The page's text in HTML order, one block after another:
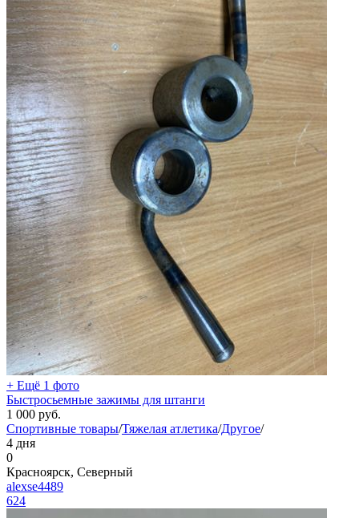
+ Ещё 1 фото
Быстросьемные зажимы для штанги
1 000 руб.
Спортивные товары/Тяжелая атлетика/Другое/
4 дня
0
Красноярск, Северный
alexse4489
624